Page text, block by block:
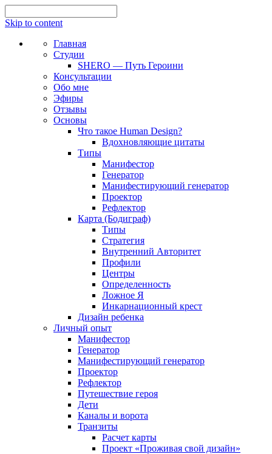
Skip to content
Главная
Студии
SHERO — Путь Героини
Консультации
Обо мне
Эфиры
Отзывы
Основы
Что такое Human Design?
Вдохновляющие цитаты
Типы
Манифестор
Генератор
Манифестирующий генератор
Проектор
Рефлектор
Карта (Бодиграф)
Типы
Стратегия
Внутренний Авторитет
Профили
Центры
Определенность
Ложное Я
Инкарнационный крест
Дизайн ребенка
Личный опыт
Манифестор
Генератор
Манифестирующий генератор
Проектор
Рефлектор
Путешествие героя
Дети
Каналы и ворота
Транзиты
Расчет карты
Проект «Проживая свой дизайн»